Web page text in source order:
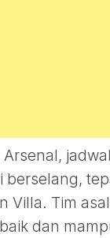
Villa. Tim
dan